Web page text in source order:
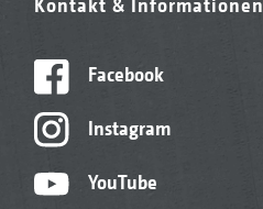
Kontakt & Informationen
Facebook
Instagram
YouTube